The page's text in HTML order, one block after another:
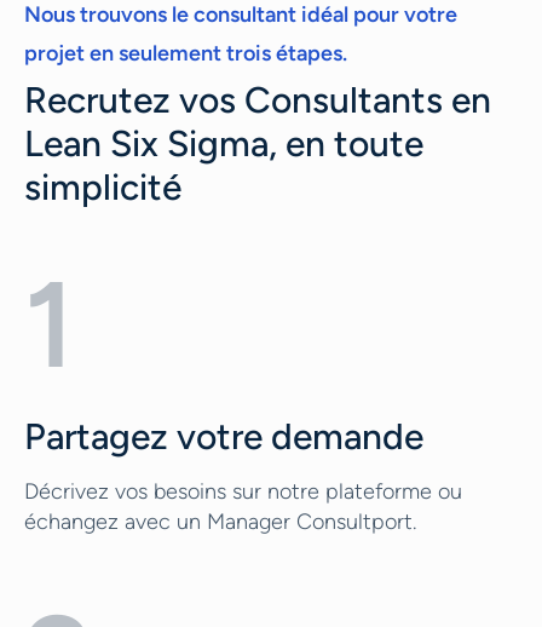
Nous trouvons le consultant idéal pour votre
projet en seulement trois étapes.
Recrutez vos Consultants en
Lean Six Sigma, en toute
simplicité
1
Partagez votre demande
Décrivez vos besoins sur notre plateforme ou
échangez avec un Manager Consultport.